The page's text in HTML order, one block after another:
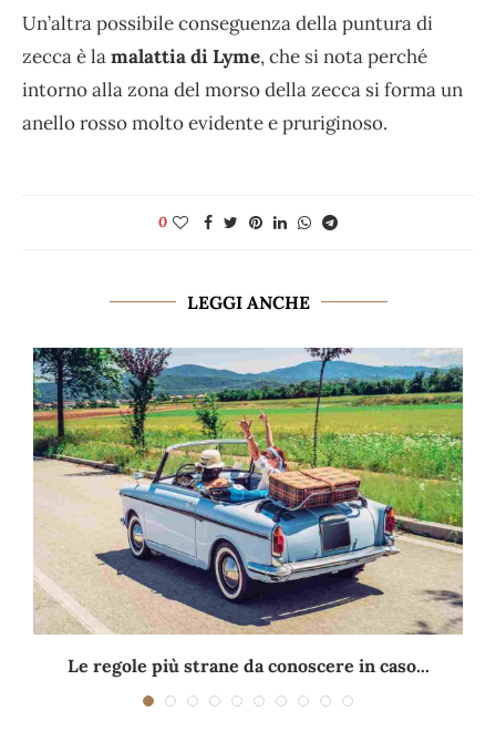
Un’altra possibile conseguenza della puntura di
zecca è lamalattia di Lyme, che si nota perché
intorno alla zona del morso della zecca si forma un
anello rosso molto evidente e pruriginoso.
0
LEGGI ANCHE
Le regole più strane da conoscere in caso...